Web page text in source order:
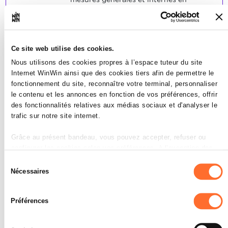
Ce site web utilise des cookies.
Nous utilisons des cookies propres à l’espace tuteur du site
Internet WinWin ainsi que des cookies tiers afin de permettre le
fonctionnement du site, reconnaître votre terminal, personnaliser
le contenu et les annonces en fonction de vos préférences, offrir
des fonctionnalités relatives aux médias sociaux et d'analyser le
trafic sur notre site internet.
Grâce au présent bandeau, vous pouvez accepter, refuser ou
description des différents cookies est accessible sous l’onglet «
Il est précisé que la navigation sur le site et certaines
fonctionnalités (ex : lecture de vidéos, partage sur les réseaux
duNécessaires
Préférences
L'apprenti est capable d'évaluer un
poste de travail sélectionné sur le plan
L'apprenti est capable d'évaluer un
plan de la sécurité.
SOCLES
60% des descriptions étaient
correctes.
3